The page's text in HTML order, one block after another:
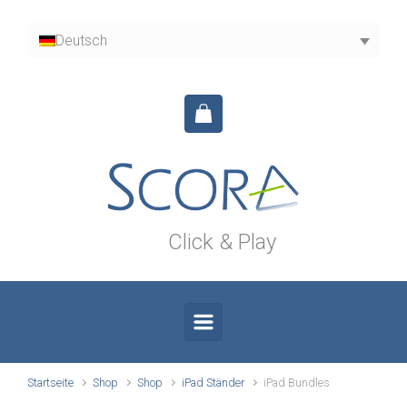
Deutsch
Click & Play
Startseite Shop Shop iPad Ständer iPad Bundles